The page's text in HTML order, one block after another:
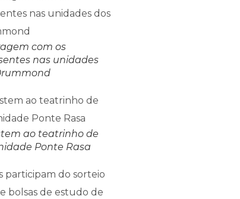
com os
nas unidades
ao teatrinho de
Ponte Rasa